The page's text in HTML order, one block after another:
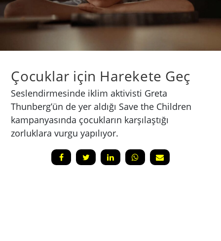
Çocuklar için Harekete Geç
Seslendirmesinde iklim aktivisti Greta
Thunberg’ün de yer aldığı Save the Children
kampanyasında çocukların karşılaştığı
zorluklara vurgu yapılıyor.